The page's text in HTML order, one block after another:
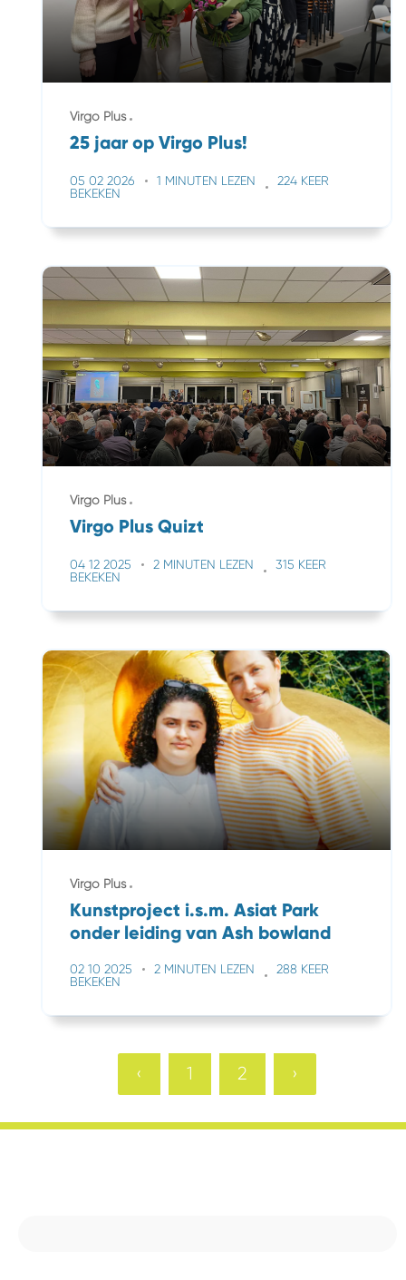
Virgo Plus
25 jaar op Virgo Plus!
05 02 2026 1 MINUTEN LEZEN
224 KEER
BEKEKEN
Virgo Plus
Virgo Plus Quizt
04 12 2025 2 MINUTEN LEZEN
315 KEER
BEKEKEN
Virgo Plus
Kunstproject i.s.m. Asiat Park
onder leiding van Ash bowland
02 10 2025 2 MINUTEN LEZEN
288 KEER
BEKEKEN
‹ 1 2 ›